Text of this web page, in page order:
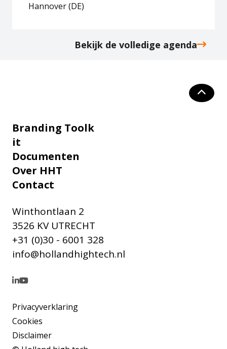
Hannover (DE)
Bekijk de volledige agenda
Branding Toolk
it
Documenten
Over HHT
Contact
Winthontlaan 2
3526 KV UTRECHT
+31 (0)30 - 6001 328
info@hollandhightech.nl
Privacyverklaring
Cookies
Disclaimer